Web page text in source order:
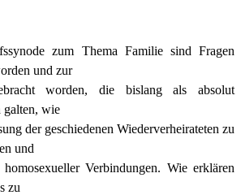
zum Thema Familie sind Fragen
und zur
worden, die bislang als absolut
galten, wie
der geschiedenen Wiederverheirateten zu
und
Verbindungen. Wie erklären
zu